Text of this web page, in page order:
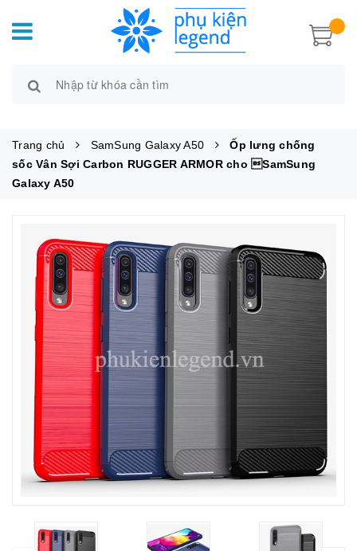
Trang chủ SamSung Galaxy A50
Ốp lưng chống
sốc Vân Sợi Carbon RUGGER ARMOR cho SamSung
Galaxy A50